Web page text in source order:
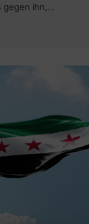
gegen ihn,…